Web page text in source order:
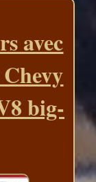
avec
big-